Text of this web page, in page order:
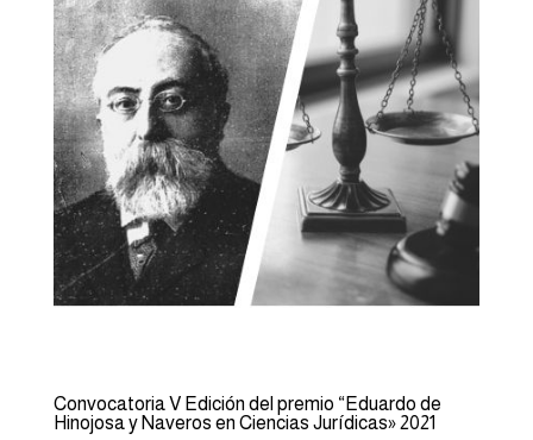
Convocatoria V Edición del premio “Eduardo de
Hinojosa y Naveros en Ciencias Jurídicas» 2021